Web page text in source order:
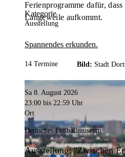
Ferienprogramme dafür,
Langeweile aufkommt.
Spannendes erkunden.
Bild: Stadt
Kategorie
Ausstellung
14 Termine
Sa 8. August 2026
23:00 bis 22:59 Uhr
Ort
Deutsches Fußballmuseum
Ausstellung: "Zwischen